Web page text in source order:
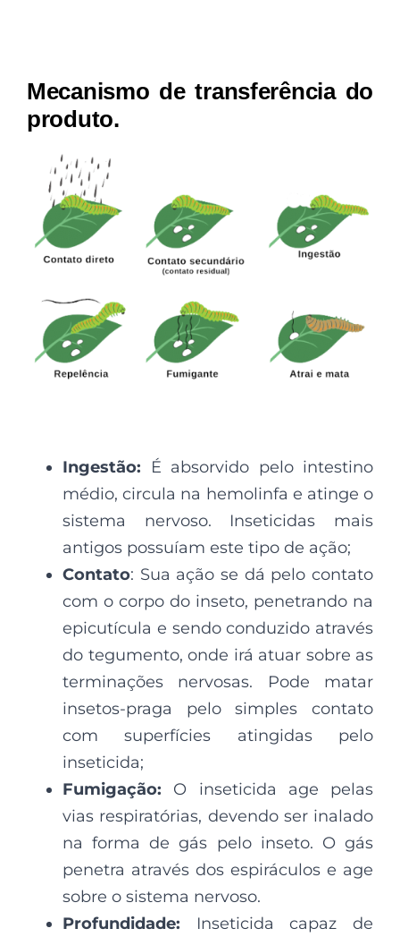
Mecanismo de transferência do
produto.
Ingestão: É absorvido pelo intestino
médio, circula na hemolinfa e atinge o
sistema nervoso. Inseticidas mais
antigos possuíam este tipo de ação;
Contato: Sua ação se dá pelo contato
com o corpo do inseto, penetrando na
epicutícula e sendo conduzido através
do tegumento, onde irá atuar sobre as
terminações nervosas. Pode matar
insetos-praga pelo simples contato
com superfícies atingidas pelo
inseticida;
Fumigação: O inseticida age pelas
vias respiratórias, devendo ser inalado
na forma de gás pelo inseto. O gás
penetra através dos espiráculos e age
sobre o sistema nervoso.
Profundidade: Inseticida capaz de